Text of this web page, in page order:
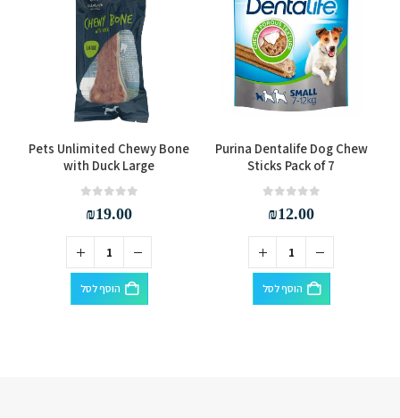
Purina Dentalife Dog Chew
Sticks Pack of 7
₪12.00
הוסף לסל
Pets Unlimited Chewy Bone
with Duck Large
₪19.00
הוסף לסל